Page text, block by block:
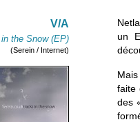
V/A
the Snow (EP)
(Serein / Internet)
un
faite
des